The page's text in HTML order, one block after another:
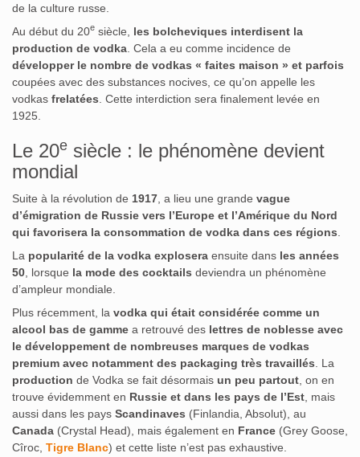
de la culture russe.
Au début du 20e siècle, les bolcheviques interdisent la
production de vodka . Cela a eu comme incidence de
développer le nombre de vodkas « faites maison » et parfois
coupées avec des substances nocives, ce qu’on appelle les
vodkas frelatées . Cette interdiction sera finalement levée en
1925.
Le 20e siècle : le phénomène devient
mondial
Suite à la révolution de 1917 , a lieu une grande vague
d’émigration de Russie vers l’Europe et l’Amérique du Nord
qui favorisera la consommation de vodka dans ces régions
La popularité de la vodka explosera ensuite dans les années
50 , lorsque la mode des cocktails deviendra un phénomène
d’ampleur mondiale.
Plus récemment, la vodka qui était considérée comme un
alcool bas de gamme a retrouvé des lettres de noblesse avec
le développement de nombreuses marques de vodkas
premium avec notamment des packaging très travaillés . La
production de Vodka se fait désormais un peu partout , on en
trouve évidemment en Russie et dans les pays de l’Est , mais
aussi dans les pays Scandinaves (Finlandia, Absolut), au
Canada (Crystal Head), mais également en France (Grey Goose,
Cîroc, Tigre Blanc) et cette liste n’est pas exhaustive.